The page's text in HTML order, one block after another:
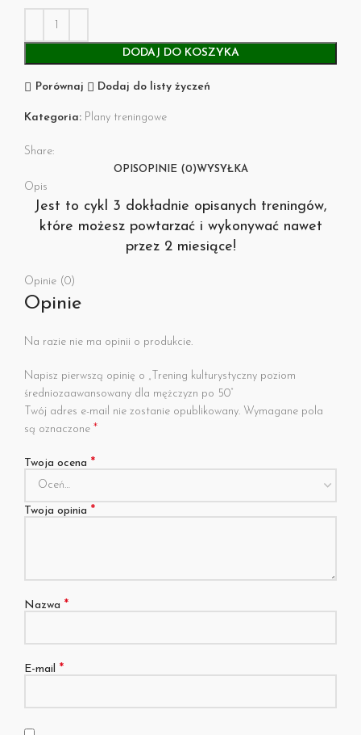
DODAJ DO KOSZYKA
Porównaj Dodaj do listy życzeń
Kategoria: Plany treningowe
Share:
OPISOPINIE (0)WYSYŁKA
Opis
Jest to cykl 3 dokładnie opisanych treningów,
które możesz powtarzać i wykonywać nawet
przez 2 miesiące!
Opinie (0)
Opinie
Na razie nie ma opinii o produkcie.
Napisz pierwszą opinię o „Trening kulturystyczny poziom
średniozaawansowany dla mężczyzn po 50”
Twój adres e-mail nie zostanie opublikowany. Wymagane pola
są oznaczone *
Twoja ocena *
Twoja opinia *
Nazwa *
E-mail *